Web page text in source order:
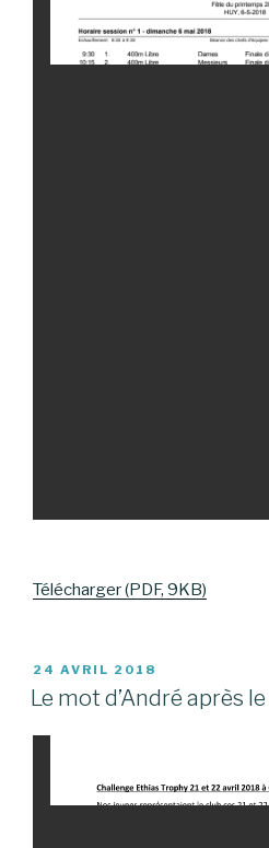
Télécharger (PDF, 9KB)
PUBLIÉ
LE
24 AVRIL 2018
Le mot d’André après